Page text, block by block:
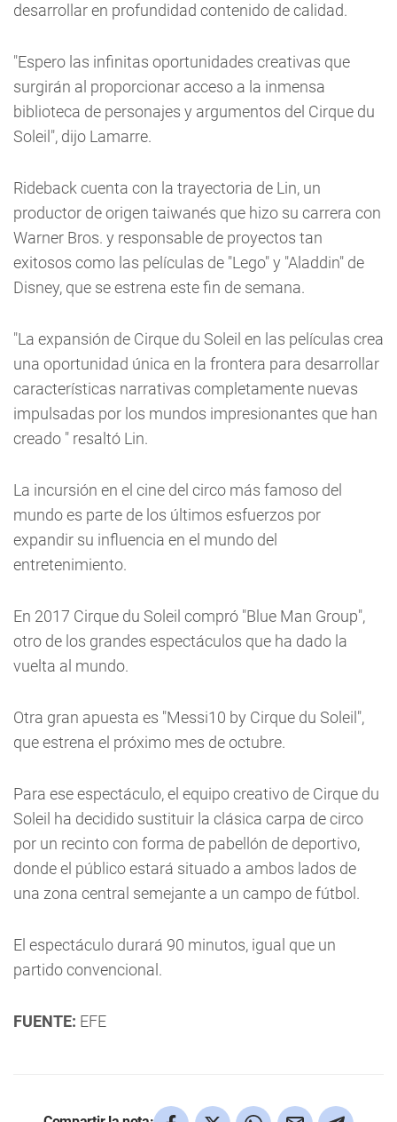
desarrollar en profundidad contenido de calidad.
"Espero las infinitas oportunidades creativas que
surgirán al proporcionar acceso a la inmensa
biblioteca de personajes y argumentos del Cirque du
Soleil", dijo Lamarre.
Rideback cuenta con la trayectoria de Lin, un
productor de origen taiwanés que hizo su carrera con
Warner Bros. y responsable de proyectos tan
exitosos como las películas de "Lego" y "Aladdin" de
Disney, que se estrena este fin de semana.
"La expansión de Cirque du Soleil en las películas crea
una oportunidad única en la frontera para desarrollar
características narrativas completamente nuevas
impulsadas por los mundos impresionantes que han
creado " resaltó Lin.
La incursión en el cine del circo más famoso del
mundo es parte de los últimos esfuerzos por
expandir su influencia en el mundo del
entretenimiento.
En 2017 Cirque du Soleil compró "Blue Man Group",
otro de los grandes espectáculos que ha dado la
vuelta al mundo.
Otra gran apuesta es "Messi10 by Cirque du Soleil",
que estrena el próximo mes de octubre.
Para ese espectáculo, el equipo creativo de Cirque du
Soleil ha decidido sustituir la clásica carpa de circo
por un recinto con forma de pabellón de deportivo,
donde el público estará situado a ambos lados de
una zona central semejante a un campo de fútbol.
El espectáculo durará 90 minutos, igual que un
partido convencional.
FUENTE: EFE